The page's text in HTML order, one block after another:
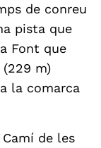
de conreu
pista que
Font que
m)
la comarca
de les